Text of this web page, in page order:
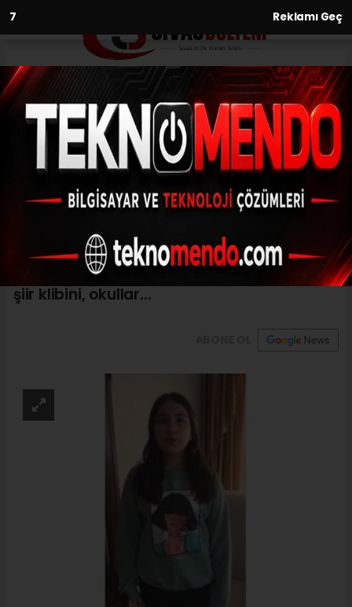
6 Reklamı Geç
Anasayfa
Korona tatili Çanakkale
çalışmalarına engel olamadı
19.03.2020 - 10:08, Güncelleme: 19.03.2020 - 10:08
Sivas'ta Dört Eylül Ortaokulu öğrencileri, 18
Mart Çanakkale Zaferi ve Şehitleri Anma
Günü dolayısı ile hazırlamayı planladıkları
şiir klibini, okullar...